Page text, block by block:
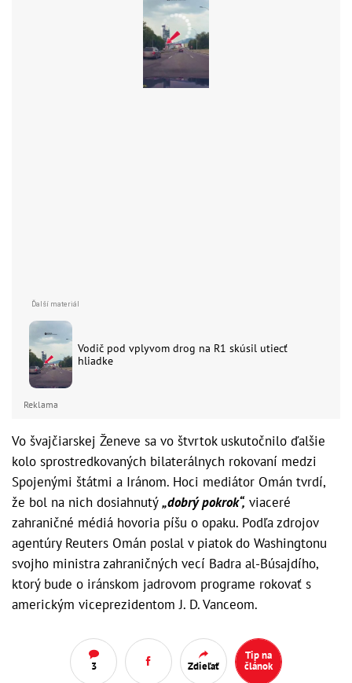
Vodič pod vplyvom drog na R1 skúsil utiecť
hliadke
Reklama
Vo švajčiarskej Ženeve sa vo štvrtok uskutočnilo ďalšie
kolo sprostredkovaných bilaterálnych rokovaní medzi
Spojenými štátmi a Iránom. Hoci mediátor Omán tvrdí,
že bol na nich dosiahnutý„dobrý pokrok“, viaceré
zahraničné médiá hovoria píšu o opaku. Podľa zdrojov
agentúry Reuters Omán poslal v piatok do Washingtonu
svojho ministra zahraničných vecí Badra al-Búsajdího,
ktorý bude o iránskom jadrovom programe rokovať s
americkým viceprezidentom J. D. Vanceom.
3 Zdieľať
Tip na
článok